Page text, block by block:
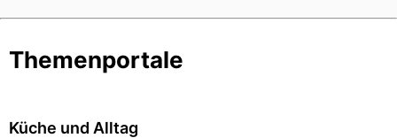
Themenportale
Küche und Alltag